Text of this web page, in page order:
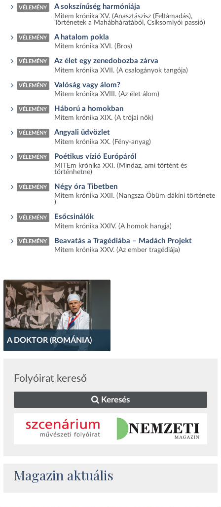
VÉLEMÉNY A sokszínűség harmóniája
Mitem krónika XV. (Anasztászisz (Feltámadás),
Történetek a Mahábháratából, Csíksomlyói passió)
VÉLEMÉNY A hatalom pokla
Mitem krónika XVI. (Bros)
VÉLEMÉNY Az élet egy zenedobozba zárva
Mitem krónika XVII. (A csalogányok tangója)
VÉLEMÉNY Valóság vagy álom?
Mitem krónika XVIII. (Az élet álom)
VÉLEMÉNY Háború a homokban
Mitem krónika XIX. (A trójai nők)
VÉLEMÉNY Angyali üdvözlet
Mitem krónika XX. (Fény-anyag)
VÉLEMÉNY Poétikus vízió Európáról
MITEm krónika XXI. (Mindaz, ami történt és
történhetne)
VÉLEMÉNY Négy óra Tibetben
Mitem krónika XXII. (Nangsza Öbüm dákíni története
)
VÉLEMÉNY Esőcsinálók
Mitem krónika XXIV. (A homok hangja)
VÉLEMÉNY Beavatás a Tragédiába – Madách Projekt
Mitem krónika XXV. (Az ember tragédiája)
A DOKTOR (ROMÁNIA)
Folyóirat kereső
Keresés
Magazin aktuális